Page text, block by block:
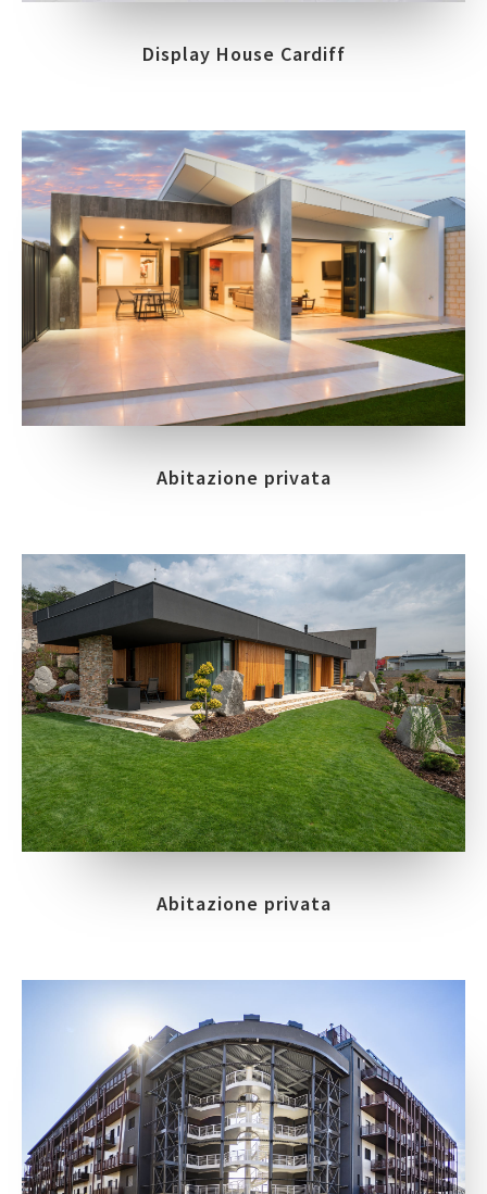
Display House Cardiff
Abitazione privata
Abitazione privata